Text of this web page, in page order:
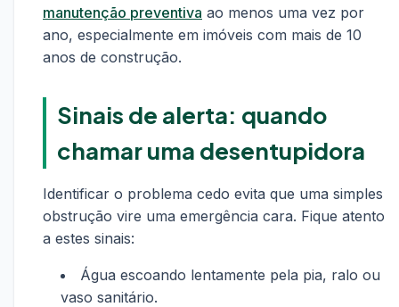
manutenção preventiva ao menos uma vez por
ano, especialmente em imóveis com mais de 10
anos de construção.
Sinais de alerta: quando
chamar uma desentupidora
Identificar o problema cedo evita que uma simples
obstrução vire uma emergência cara. Fique atento
a estes sinais:
Água escoando lentamente pela pia, ralo ou
vaso sanitário.